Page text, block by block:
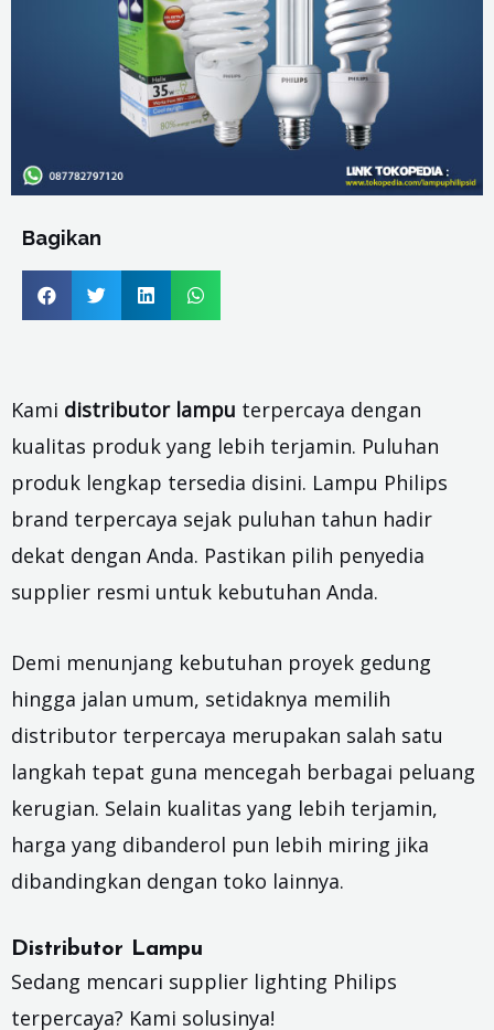
Bagikan
Kami distributor lampu terpercaya dengan
kualitas produk yang lebih terjamin. Puluhan
produk lengkap tersedia disini. Lampu Philips
brand terpercaya sejak puluhan tahun hadir
dekat dengan Anda. Pastikan pilih penyedia
supplier resmi untuk kebutuhan Anda.
Demi menunjang kebutuhan proyek gedung
hingga jalan umum, setidaknya memilih
distributor terpercaya merupakan salah satu
langkah tepat guna mencegah berbagai peluang
kerugian. Selain kualitas yang lebih terjamin,
harga yang dibanderol pun lebih miring jika
dibandingkan dengan toko lainnya.
Distributor Lampu
Sedang mencari supplier lighting Philips
terpercaya? Kami solusinya!